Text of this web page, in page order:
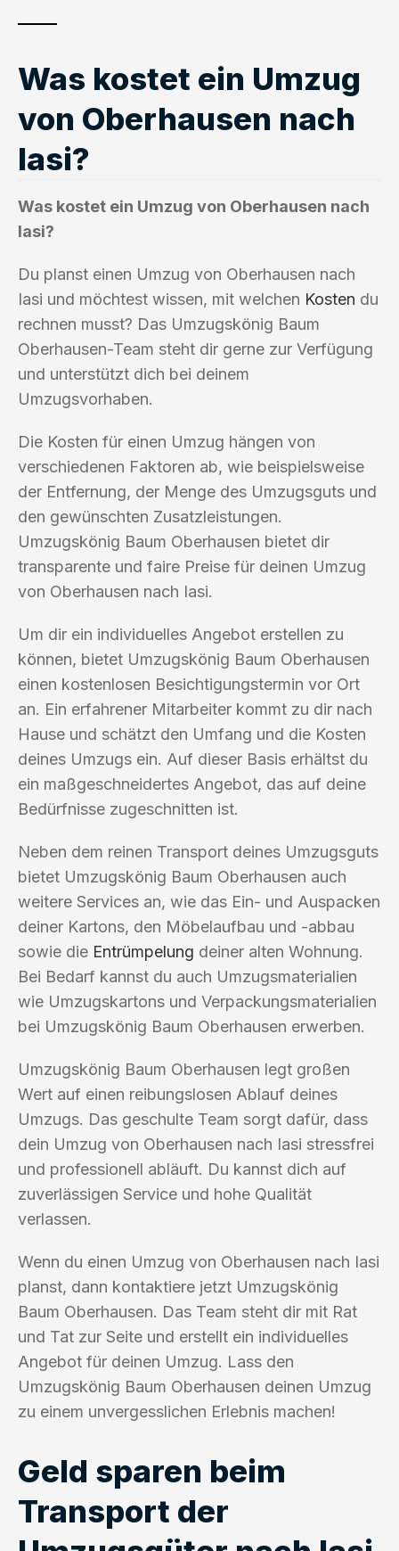
Was kostet ein Umzug
von Oberhausen nach
Iasi?
Was kostet ein Umzug von Oberhausen nach
Iasi?
Du planst einen Umzug von Oberhausen nach
Iasi und möchtest wissen, mit welchen Kosten du
rechnen musst? Das Umzugskönig Baum
Oberhausen-Team steht dir gerne zur Verfügung
und unterstützt dich bei deinem
Umzugsvorhaben.
Die Kosten für einen Umzug hängen von
verschiedenen Faktoren ab, wie beispielsweise
der Entfernung, der Menge des Umzugsguts und
den gewünschten Zusatzleistungen.
Umzugskönig Baum Oberhausen bietet dir
transparente und faire Preise für deinen Umzug
von Oberhausen nach Iasi.
Um dir ein individuelles Angebot erstellen zu
können, bietet Umzugskönig Baum Oberhausen
einen kostenlosen Besichtigungstermin vor Ort
an. Ein erfahrener Mitarbeiter kommt zu dir nach
Hause und schätzt den Umfang und die Kosten
deines Umzugs ein. Auf dieser Basis erhältst du
ein maßgeschneidertes Angebot, das auf deine
Bedürfnisse zugeschnitten ist.
Neben dem reinen Transport deines Umzugsguts
bietet Umzugskönig Baum Oberhausen auch
weitere Services an, wie das Ein- und Auspacken
deiner Kartons, den Möbelaufbau und -abbau
sowie die Entrümpelung deiner alten Wohnung.
Bei Bedarf kannst du auch Umzugsmaterialien
wie Umzugskartons und Verpackungsmaterialien
bei Umzugskönig Baum Oberhausen erwerben.
Umzugskönig Baum Oberhausen legt großen
Wert auf einen reibungslosen Ablauf deines
Umzugs. Das geschulte Team sorgt dafür, dass
dein Umzug von Oberhausen nach Iasi stressfrei
und professionell abläuft. Du kannst dich auf
zuverlässigen Service und hohe Qualität
verlassen.
Wenn du einen Umzug von Oberhausen nach Iasi
planst, dann kontaktiere jetzt Umzugskönig
Baum Oberhausen. Das Team steht dir mit Rat
und Tat zur Seite und erstellt ein individuelles
Angebot für deinen Umzug. Lass den
Umzugskönig Baum Oberhausen deinen Umzug
zu einem unvergesslichen Erlebnis machen!
Geld sparen beim
Transport der